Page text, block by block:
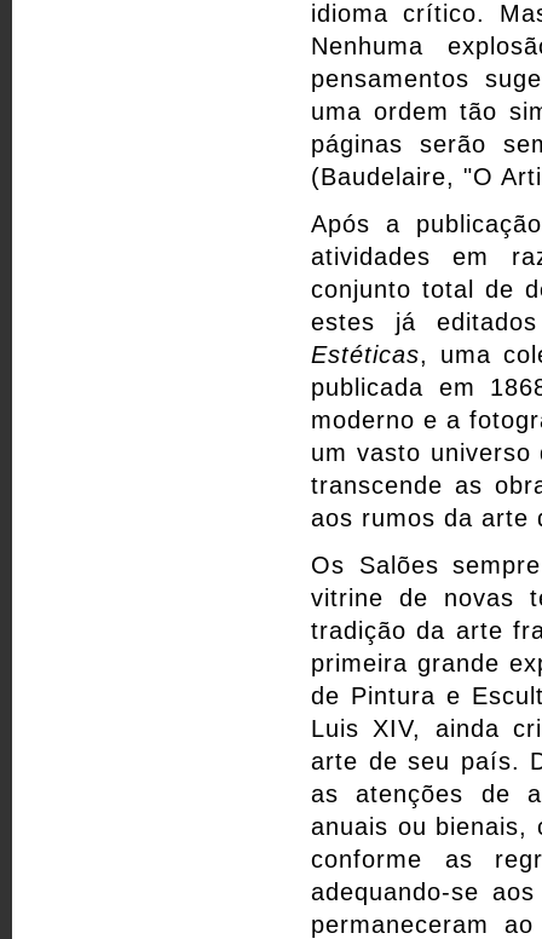
idioma crítico.
Nenhuma
pensamentos
uma ordem tão
páginas serão
(Baudelaire, "O
Após a
atividades em
conjunto total de
estes já
Estéticas, uma
publicada em
moderno e a
um vasto
transcende as
aos rumos da arte
Os Salões
vitrine de novas
tradição da arte
primeira grande
de Pintura e
Luis XIV, ainda
arte de seu país.
as atenções de
anuais ou bienais,
conforme as
adequando-se
permaneceram